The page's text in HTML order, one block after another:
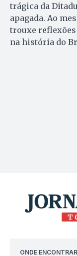
trágica da
apagada. Ao
trouxe
na história do
ONDE